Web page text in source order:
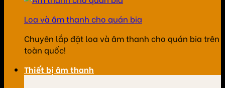
Loa và âm thanh cho quán bia
Chuyên lắp đặt loa và âm thanh cho quán bia trên
toàn quốc!
Thiết bị âm thanh